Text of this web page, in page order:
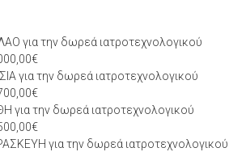
για την δωρεά ιατροτεχνολογικού
για την δωρεά ιατροτεχνολογικού
την δωρεά ιατροτεχνολογικού
για την δωρεά ιατροτεχνολογικού